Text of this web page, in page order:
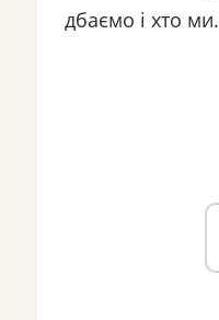
дбаємо і хто ми.